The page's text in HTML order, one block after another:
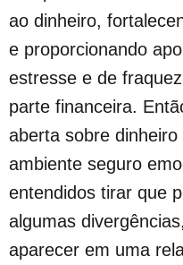
ao dinheiro,
e proporcionando
estresse e de
parte financeira.
aberta sobre
ambiente seguro
entendidos tirar que
algumas
aparecer em uma